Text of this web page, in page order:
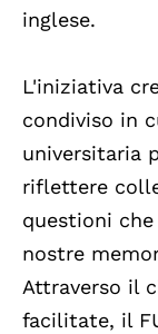
inglese.
L'iniziativa
condiviso in
universitaria
riflettere
questioni
nostre
Attraverso il
facilitate, il